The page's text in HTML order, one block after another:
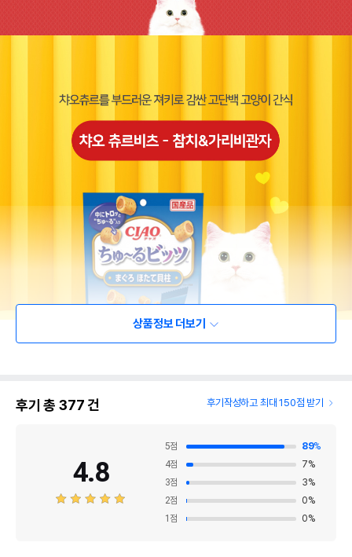
상품정보 더보기
후기 총 377건 후기작성하고 최대 150점 받기
4.8
5점 89%
4점 7%
3점 3%
2점 0%
1 점 0%